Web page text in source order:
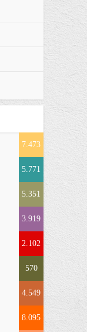
7.473
5.771
5.351
3.919
2.102
570
4.549
8.095